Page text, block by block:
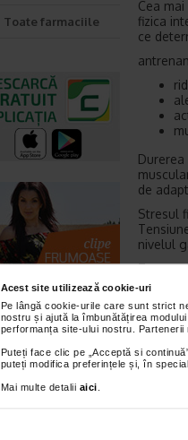
Acest site utilizează cookie-uri
Pe lângă cookie-urile care sunt strict
nostru și ajută la îmbunătățirea
performanța site-ului nostru.
Puteți face clic pe „Acceptă si
puteți modifica preferințele și, în
Mai multe detalii aici
Cea
fizica
ce
de
Stresul
nivelul
Multe
Toate farmaciile